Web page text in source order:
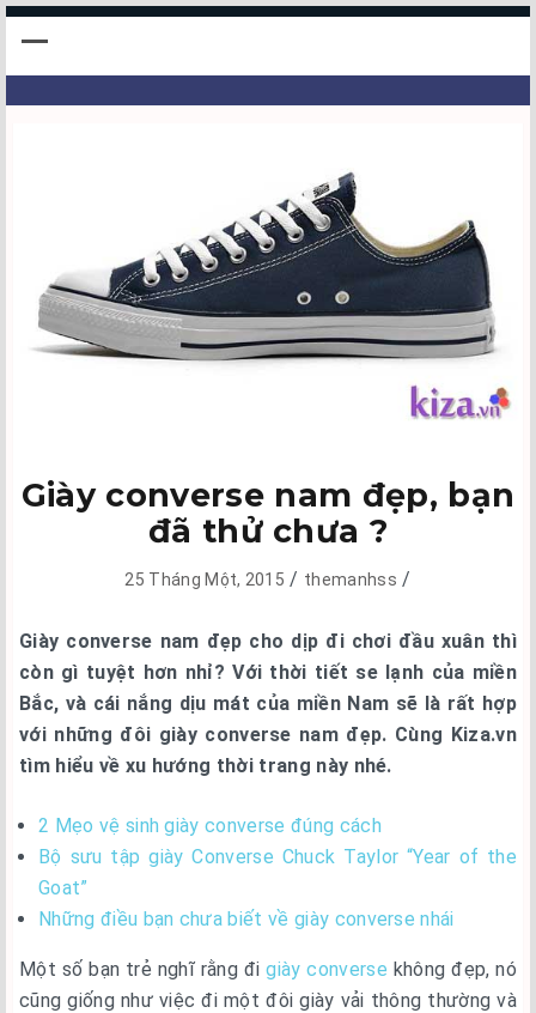
Giày converse nam đẹp, bạn
đã thử chưa ?
25 Tháng Một, 2015 / themanhss /
Giày converse nam đẹp cho dịp đi chơi đầu xuân thì
còn gì tuyệt hơn nhỉ? Với thời tiết se lạnh của miền
Bắc, và cái nắng dịu mát của miền Nam sẽ là rất hợp
với những đôi giày converse nam đẹp. Cùng Kiza.vn
tìm hiểu về xu hướng thời trang này nhé.
2 Mẹo vệ sinh giày converse đúng cách
Bộ sưu tập giày Converse Chuck Taylor “Year of the
Goat”
Những điều bạn chưa biết về giày converse nhái
Một số bạn trẻ nghĩ rằng đigiày converse không đẹp, nó
cũng giống như việc đi một đôi giày vải thông thường và